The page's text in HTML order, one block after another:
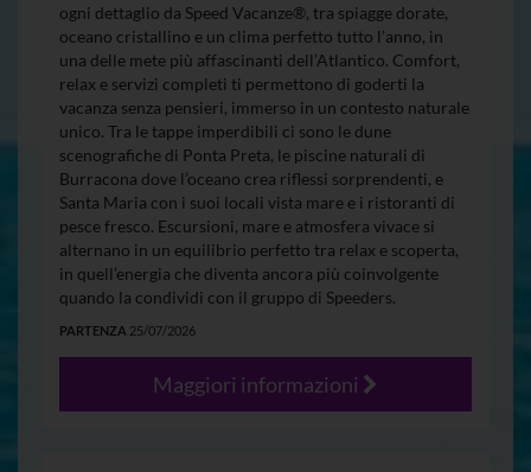
ogni dettaglio da Speed Vacanze®, tra spiagge dorate,
oceano cristallino e un clima perfetto tutto l’anno, in
una delle mete più affascinanti dell’Atlantico. Comfort,
relax e servizi completi ti permettono di goderti la
vacanza senza pensieri, immerso in un contesto naturale
unico. Tra le tappe imperdibili ci sono le dune
scenografiche di Ponta Preta, le piscine naturali di
Burracona dove l’oceano crea riflessi sorprendenti, e
Santa Maria con i suoi locali vista mare e i ristoranti di
pesce fresco. Escursioni, mare e atmosfera vivace si
alternano in un equilibrio perfetto tra relax e scoperta,
in quell’energia che diventa ancora più coinvolgente
quando la condividi con il gruppo di Speeders.
PARTENZA 25/07/2026
Maggiori informazioni